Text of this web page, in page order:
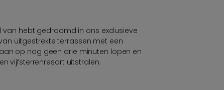
van hebt gedroomd in ons exclusieve
uitgestrekte terrassen met een
op nog geen drie minuten lopen en
vijfsterrenresort uitstralen.